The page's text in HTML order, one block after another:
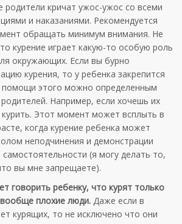
родители кричат ужос-ужос со всеми
и наказаниями. Рекомендуется
обращать минимум внимания. Не
курение играет какую-то особую роль
окружающих. Если вы бурно
курения, то у ребенка закрепится
помощи этого можно определенным
Например, если хочешь их
Этот момент может всплыть в
когда курение ребенка может
неподчинения и демонстрации
самостоятельности (я могу делать то,
вы мне запрещаете).
говорить ребенку, что курят только
плохие люди. Даже если в
курящих, то не исключено что они